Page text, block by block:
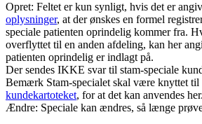
Opret: Feltet er kun synligt, hvis det er
oplysninger, at der ønskes en formel
speciale patienten oprindelig kommer fra.
overflyttet til en anden afdeling, kan her
patienten oprindelig er indlagt på.
Der sendes IKKE svar til stam-speciale
Bemærk Stam-specialet skal være knyttet til
kundekartoteket, for at det kan anvendes her.
Ændre: Speciale kan ændres, så længe